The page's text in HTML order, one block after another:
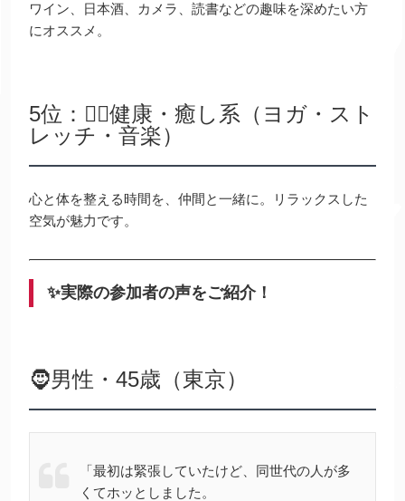
ワイン、日本酒、カメラ、読書などの趣味を深めたい方
にオススメ。
5位：🧘‍♀️健康・癒し系（ヨガ・スト
レッチ・音楽）
心と体を整える時間を、仲間と一緒に。リラックスした
空気が魅力です。
✨実際の参加者の声をご紹介！
🧔男性・45歳（東京）
「最初は緊張していたけど、同世代の人が多
くてホッとしました。